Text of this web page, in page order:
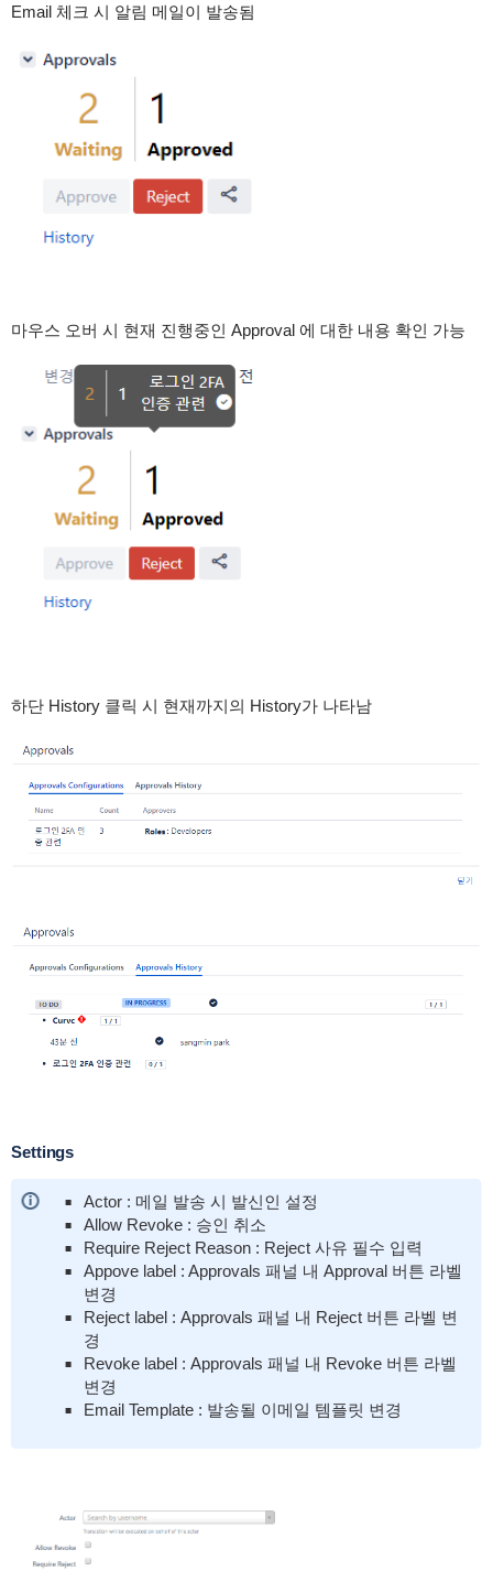
Email 체크 시 알림 메일이 발송됨
마우스 오버 시 현재 진행중인 Approval 에 대한 내용 확인 가능
하단 History 클릭 시 현재까지의 History가 나타남
Settings
Actor : 메일 발송 시 발신인 설정
Allow Revoke : 승인 취소
Require Reject Reason : Reject 사유 필수 입력
Appove label : Approvals 패널 내 Approval 버튼 라벨
변경
Reject label : Approvals 패널 내 Reject 버튼 라벨 변
경
Revoke label : Approvals 패널 내 Revoke 버튼 라벨
변경
Email Template : 발송될 이메일 템플릿 변경